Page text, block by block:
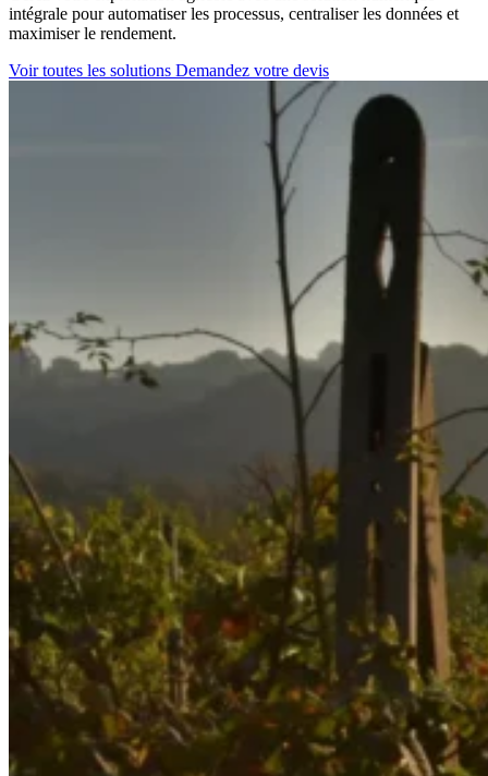
intégrale pour automatiser les processus, centraliser les données et
maximiser le rendement.
Voir toutes les solutions Demandez votre devis